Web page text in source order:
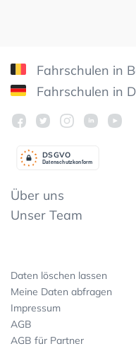
Fahrschulen in
Fahrschulen in
Datenschutzkonform
DSGVO
Über uns
Unser Team
Daten löschen lassen
Meine Daten abfragen
Impressum
AGB
AGB für Partner